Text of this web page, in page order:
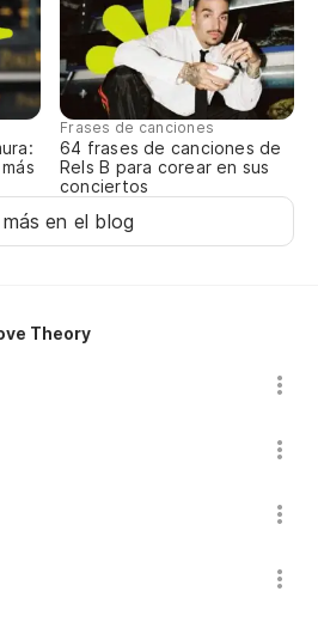
Frases de canciones
64 frases de canciones de
Rels B para corear en sus
conciertos
en el blog
Theory